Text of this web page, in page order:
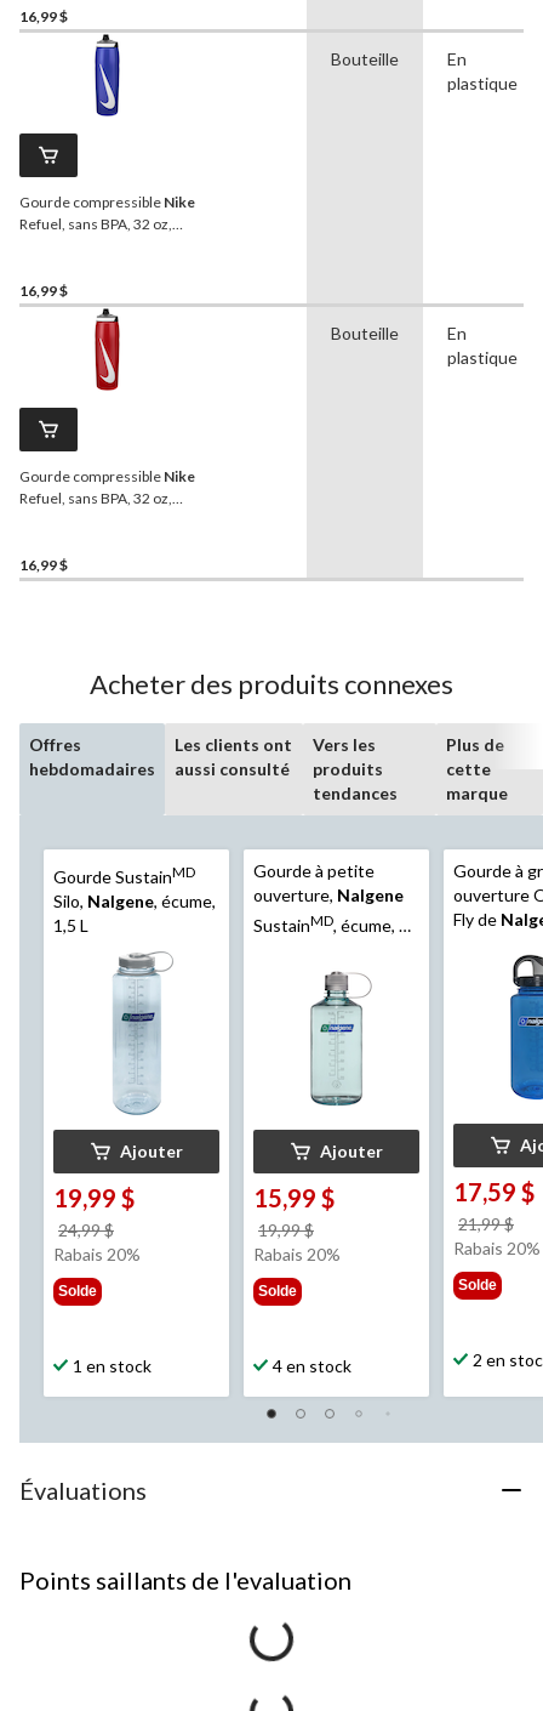
16,99 $
Gourde compressible Nike
Refuel, sans BPA, 32 oz,
16,99 $
Bouteille
En
plastique
Gourde compressible Nike
Refuel, sans BPA, 32 oz,
16,99 $
Bouteille
En
plastique
Acheter des produits connexes
Offres
hebdomadaires
Les clients ont
aussi consulté
Vers les
produits
tendances
Plus de
cette
marque
Gourde SustainMD
Silo, Nalgene, écume,
1,5 L
Ajouter
19,99 $
24,99 $
était
Rabais 20%
Solde
1 en stock
Gourde à petite
ouverture, Nalgene
SustainMD, écume, 1
Ajouter
15,99 $
19,99 $
était
Rabais 20%
Solde
4 en stock
Gourde à
ouverture
Fly de
17,59 $
21,99 $
Rabais 20%
Solde
2 en
Évaluations
Points saillants de l'evaluation